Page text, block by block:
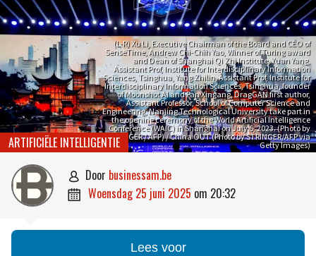
(L-R) Xu Li, Executive Chairman of the Board and CEO of
SenseTime, Andrew Chi-Chih Yao, Winner of Turing award
and Dean of Shanghai Qi Zhi Institute, Yuan Yang,
Assistant Prof, Institute for Interdisciplinary Information
Sciences, Tsinghua, Yang Zhilin, Assistant Prof, Institute for
Interdisciplinary Information Sciences, Tsinghua, founder
of Moonshot AI and Pan Xingang, DragGAN first author,
Assistant Professor, School of Computer Science and
Engineering, Nanjing Technological University take part in
the opening ceremony of the World Artificial Intelligence
Conference (WAIC) in Shanghai on July 6, 2023. (Photo by
STRINGER / AFP) / China OUT (Photo by STRINGER/AFP via
Getty Images)
ARTIFICIËLE INTELLIGENTIE
 door businessam.be
 woensdag 25 juni 2025 om 20:32
Lees voor